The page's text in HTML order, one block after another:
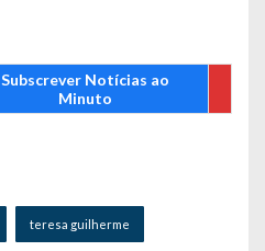
Subscrever Notícias ao
Minuto
teresa guilherme